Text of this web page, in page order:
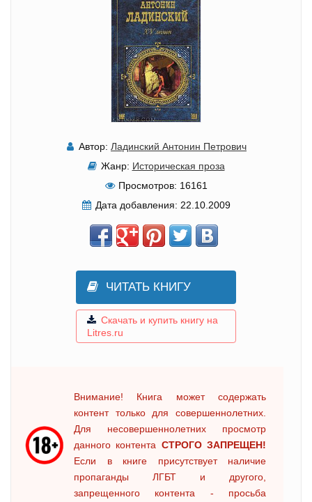
Автор: Ладинский Антонин Петрович
Жанр: Историческая проза
Просмотров: 16161
Дата добавления: 22.10.2009
ЧИТАТЬ КНИГУ
Скачать и купить книгу на
Litres.ru
Внимание! Книга может содержать
контент только для совершеннолетних.
Для несовершеннолетних просмотр
данного контента СТРОГО ЗАПРЕЩЕН!
Если в книге присутствует наличие
пропаганды ЛГБТ и другого,
запрещенного контента - просьба